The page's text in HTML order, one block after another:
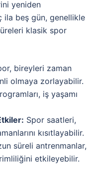
yeniden
ila beş gün, genellikle
klasik spor
bireyleri zaman
olmaya zorlayabilir.
iş yaşamı
Spor saatleri,
kısıtlayabilir.
süreli antrenmanlar,
etkileyebilir.